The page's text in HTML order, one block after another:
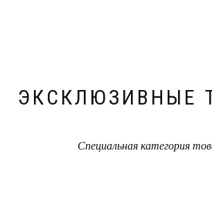
ЭКСКЛЮЗИВНЫЕ
Специальная категория